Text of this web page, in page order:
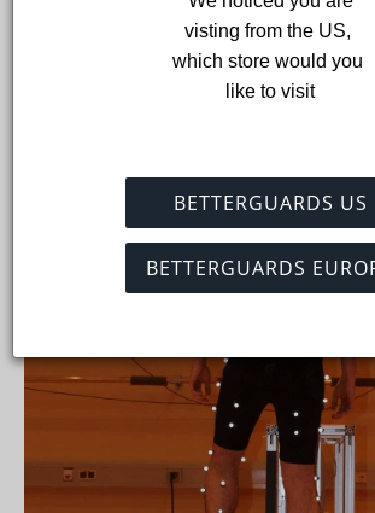
realizó una prueba en una «plataforma de
especialmente desarrollada. Aquí sesimuló
sin que nadie pudiera lesionarse. El efecto
situaciones de alto riesgo quedó
visting from the US,
which store would you
like to visit
BETTERGUARDS US
BETTERGUARDS